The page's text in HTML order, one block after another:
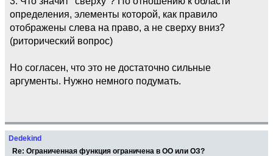
определения, элементы которой, как правило
отображены слева на право, а не сверху вниз?
(риторический вопрос)
Но согласен, что это не достаточно сильные
аргументы. Нужно немного подумать.
Dedekind
Re: Ограниченная функция ограничена в ОО или ОЗ?